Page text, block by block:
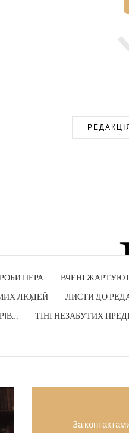
ПЕРА
ВЧЕНІ
ЛЮДЕЙ
ЛИСТИ ДО
ТІНІ НЕЗАБУТИХ
За